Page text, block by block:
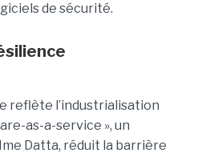
de sécurité.
reflète l’industrialisation
as-a-service », un
Datta, réduit la barrière